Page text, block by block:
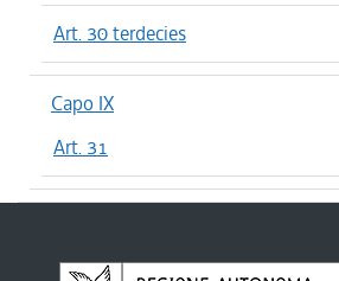
Art. 30 terdecies
Capo IX
Art. 31